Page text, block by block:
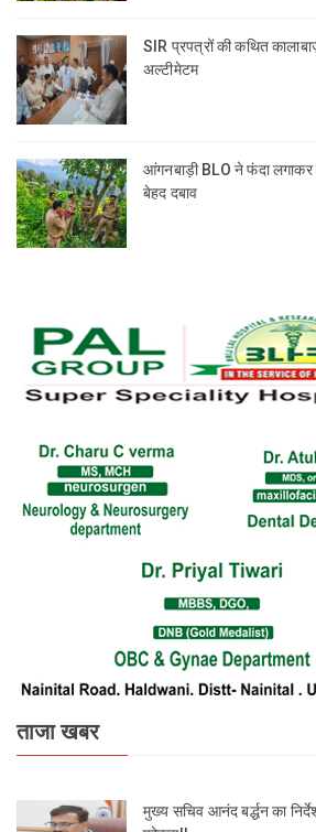
SIR प्रपत्रों की कथित
अल्टीमेटम
आंगनबाड़ी BLO ने फंदा लगाकर
बेहद दबाव
ताजा खबर
मुख्य सचिव आनंद बर्द्धन का